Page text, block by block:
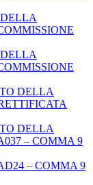
DELLA
DELLA
– COMMA 9
– COMMA 9